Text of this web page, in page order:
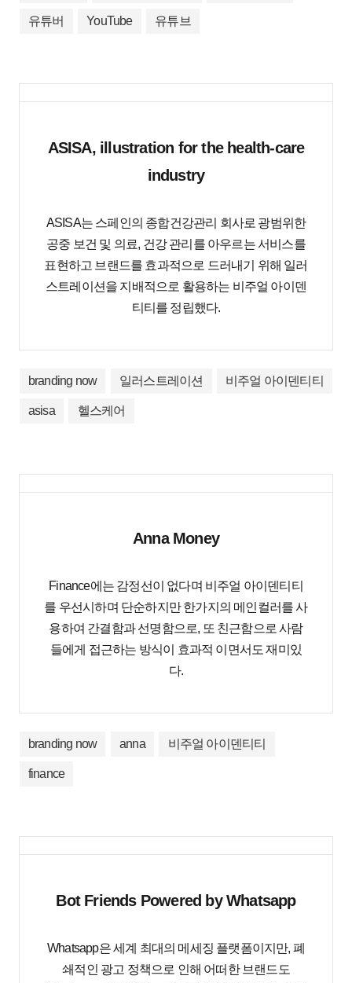
유튜버 YouTube 유튜브
ASISA, illustration for the health-care
industry
ASISA는 스페인의 종합건강관리 회사로 광범위한
공중 보건 및 의료, 건강 관리를 아우르는 서비스를
표현하고 브랜드를 효과적으로 드러내기 위해 일러
스트레이션을 지배적으로 활용하는 비주얼 아이덴
티티를 정립했다.
branding now 일러스트레이션 비주얼 아이덴티티
asisa 헬스케어
Anna Money
Finance에는 감정선이 없다며 비주얼 아이덴티티
를 우선시하며 단순하지만 한가지의 메인컬러를 사
용하여 간결함과 선명함으로, 또 친근함으로 사람
들에게 접근하는 방식이 효과적 이면서도 재미있
다.
branding now anna 비주얼 아이덴티티
finance
Bot Friends Powered by Whatsapp
Whatsapp은 세계 최대의 메세징 플랫폼이지만, 폐
쇄적인 광고 정책으로 인해 어떠한 브랜드도